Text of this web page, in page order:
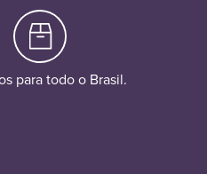
para todo o Brasil.